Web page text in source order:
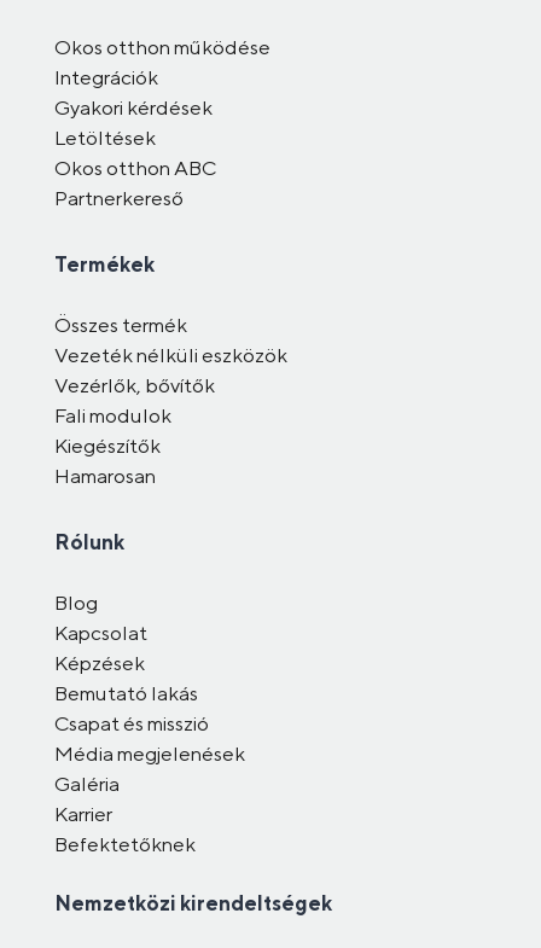
Okos otthon működése
Integrációk
Gyakori kérdések
Letöltések
Okos otthon ABC
Partnerkereső
Termékek
Összes termék
Vezeték nélküli eszközök
Vezérlők, bővítők
Fali modulok
Kiegészítők
Hamarosan
Rólunk
Blog
Kapcsolat
Képzések
Bemutató lakás
Csapat és misszió
Média megjelenések
Galéria
Karrier
Befektetőknek
Nemzetközi kirendeltségek